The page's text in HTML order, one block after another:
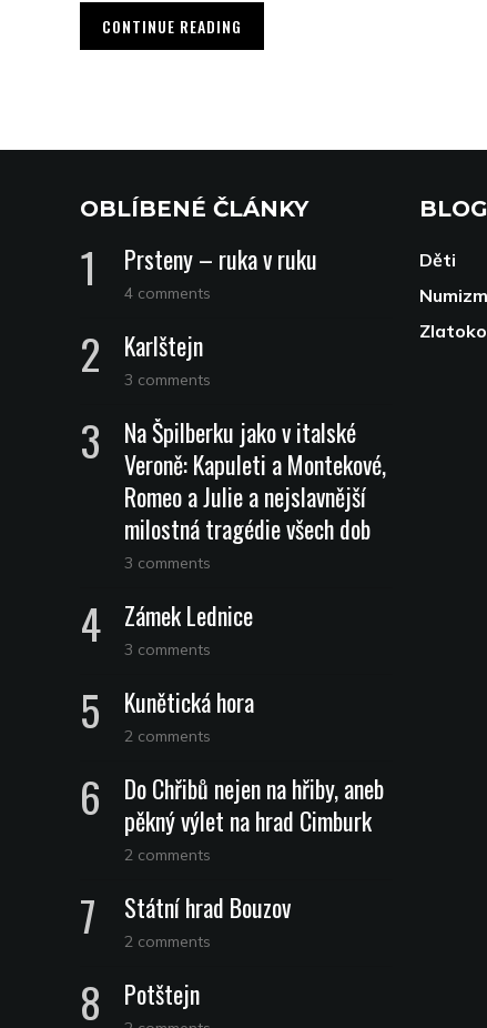
CONTINUE READING
OBLÍBENÉ ČLÁNKY
Prsteny – ruka v ruku
4 comments
Karlštejn
3 comments
Na Špilberku jako v italské
Veroně: Kapuleti a Montekové,
Romeo a Julie a nejslavnější
milostná tragédie všech dob
3 comments
Zámek Lednice
3 comments
Kunětická hora
2 comments
Do Chřibů nejen na hřiby, aneb
pěkný výlet na hrad Cimburk
2 comments
Státní hrad Bouzov
2 comments
Potštejn
Děti